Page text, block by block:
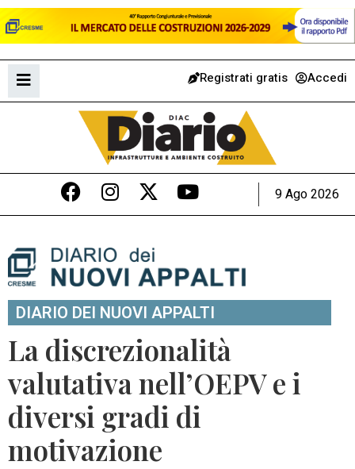
Registrati gratis Accedi
9 Ago 2026
DIARIO DEI NUOVI APPALTI
La discrezionalità
valutativa nell’OEPV e i
diversi gradi di
motivazione